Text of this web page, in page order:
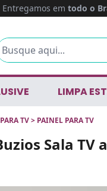
Entregamos em todo o
LIMPA
TV> PAINEL PARA TV
Sala